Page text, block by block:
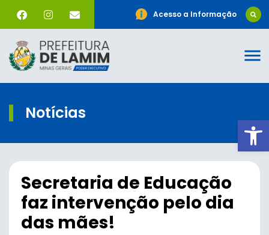
Acesso a Informação
Notícias
Secretaria de Educação
faz intervenção pelo dia
das mães!